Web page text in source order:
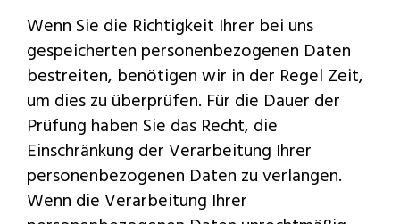
Wenn Sie die Richtigkeit Ihrer bei uns
gespeicherten personenbezogenen Daten
bestreiten, benötigen wir in der Regel Zeit,
um dies zu überprüfen. Für die Dauer der
Prüfung haben Sie das Recht, die
Einschränkung der Verarbeitung Ihrer
personenbezogenen Daten zu verlangen.
Wenn die Verarbeitung Ihrer